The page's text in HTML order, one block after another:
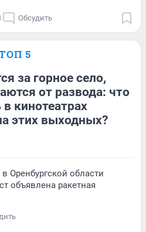
Обсудить
5
за горное село,
от развода: что
кинотеатрах
этих выходных?
Оренбургской области
объявлена ракетная